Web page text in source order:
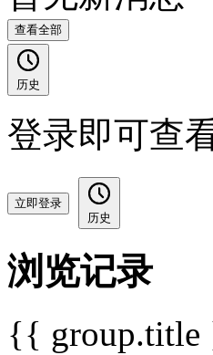
查看全部
历史
登录即可查
立即登录
历史
浏览记录
{{